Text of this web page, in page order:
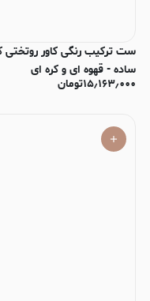
ساده - قهوه ای و کره ای
۱۵٫۱۶۳٫۰۰۰تومان